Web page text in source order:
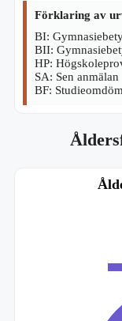
Förklaring av
BI:
BII:
HP:
SA: Sen anmälan
BF: